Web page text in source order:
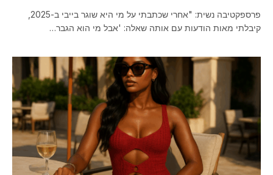
קיבלתי מאות הודעות עם אותה שאלה: 'אבל מי הוא הגבר…